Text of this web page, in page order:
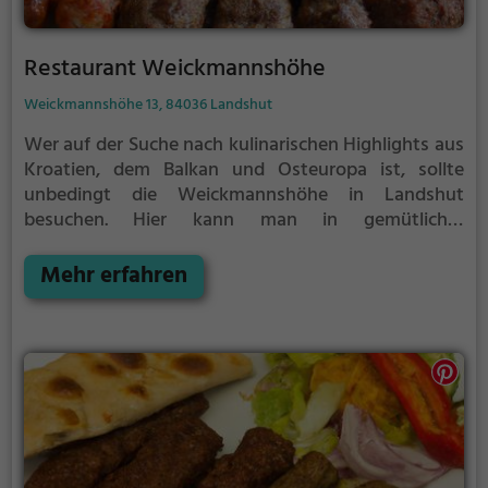
Restaurant Weickmannshöhe
Weickmannshöhe 13, 84036 Landshut
Wer auf der Suche nach kulinarischen Highlights aus
Kroatien, dem Balkan und Osteuropa ist, sollte
unbedingt die Weickmannshöhe in Landshut
besuchen. Hier kann man in gemütlicher
erleben und gesunde, leckere Gerichte genießen. Das
Restaurant bietet zudem ein breites Angebot an
ist. Tauche ein in die faszinierende Welt der
osteuropäischen Küche und lass dich von der
Weickmannshöhe verwöhnen!
Mehr erfahren